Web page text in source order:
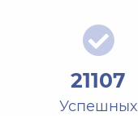
21107
Успешных